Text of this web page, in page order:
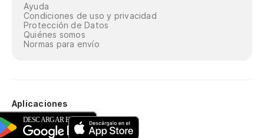
Ayuda
Condiciones de uso y privacidad
Protección de Datos
Quiénes somos
Normas para envío
Aplicaciones